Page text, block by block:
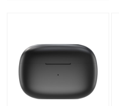
ima
više
varijanti.
Opcije
mogu